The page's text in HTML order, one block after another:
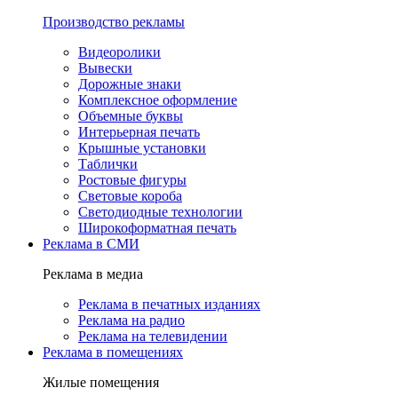
Производство рекламы
Видеоролики
Вывески
Дорожные знаки
Комплексное оформление
Объемные буквы
Интерьерная печать
Крышные установки
Таблички
Ростовые фигуры
Световые короба
Светодиодные технологии
Широкоформатная печать
Реклама в СМИ
Реклама в медиа
Реклама в печатных изданиях
Реклама на радио
Реклама на телевидении
Реклама в помещениях
Жилые помещения